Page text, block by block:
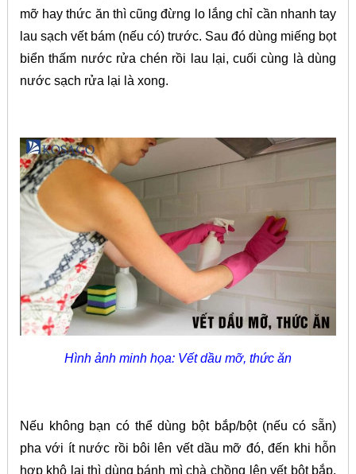
mỡ hay thức ăn thì cũng đừng lo lắng chỉ cần nhanh tay
lau sạch vết bám (nếu có) trước. Sau đó dùng miếng bọt
biển thấm nước rửa chén rồi lau lại, cuối cùng là dùng
nước sạch rửa lại là xong.
Hình ảnh minh họa: Vết dầu mỡ, thức ăn
Nếu không bạn có thể dùng bột bắp/bột (nếu có sẵn)
pha với ít nước rồi bôi lên vết dầu mỡ đó, đến khi hỗn
hợp khô lại thì dùng bánh mì chà chồng lên vết bột bắp.